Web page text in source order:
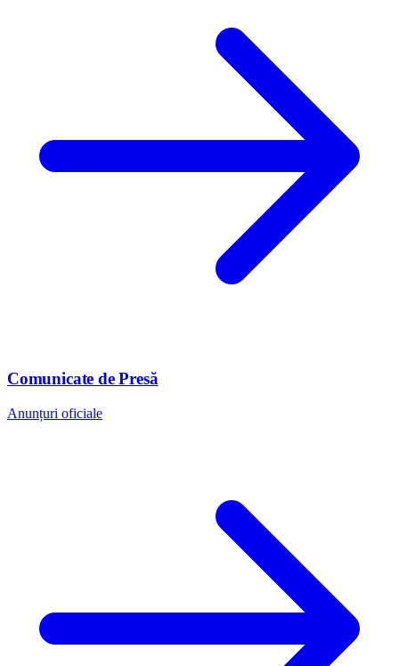
Comunicate de Presă
Anunțuri oficiale